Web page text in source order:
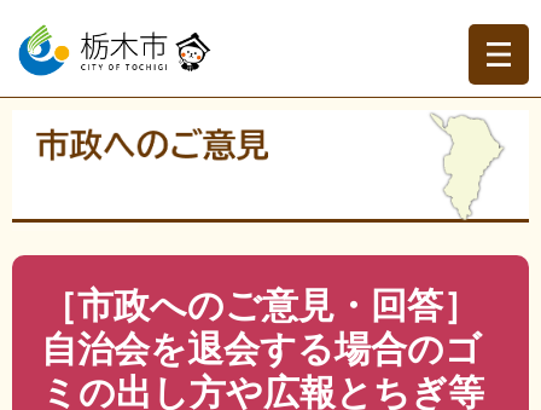
ー
の
ニ
ー
て
本
現在地
今までのご意見を読む
［市政へのご意
見・回答］自治会を退会する場合のゴミの出し方や広報と
［市政へのご意見・回答］
自治会を退会する場合のゴ
ミの出し方や広報とちぎ等